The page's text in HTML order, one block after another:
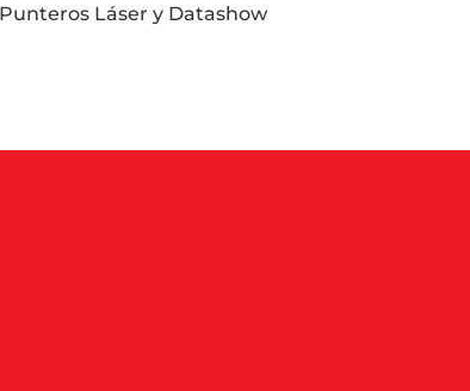
Punteros Láser y Datashow